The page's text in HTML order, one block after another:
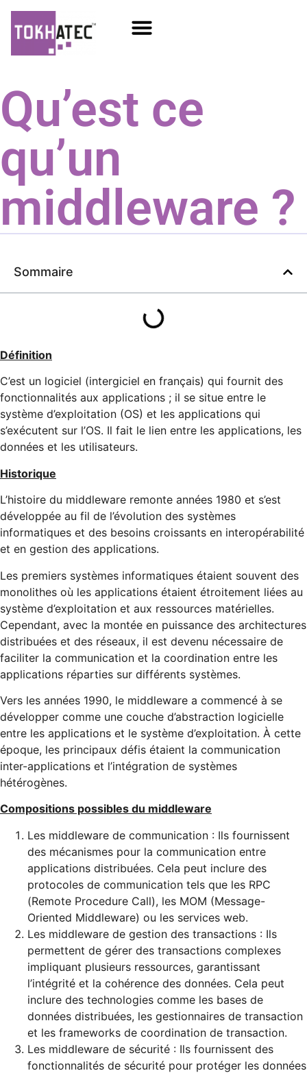
Qu’est ce
qu’un
middleware ?
Sommaire
Définition
C’est un logiciel (intergiciel en français) qui fournit des
fonctionnalités aux applications ; il se situe entre le
système d’exploitation (OS) et les applications qui
s’exécutent sur l’OS. Il fait le lien entre les applications, les
données et les utilisateurs.
Historique
L’histoire du middleware remonte années 1980 et s’est
développée au fil de l’évolution des systèmes
informatiques et des besoins croissants en interopérabilité
et en gestion des applications.
Les premiers systèmes informatiques étaient souvent des
monolithes où les applications étaient étroitement liées au
système d’exploitation et aux ressources matérielles.
Cependant, avec la montée en puissance des architectures
distribuées et des réseaux, il est devenu nécessaire de
faciliter la communication et la coordination entre les
applications réparties sur différents systèmes.
Vers les années 1990, le middleware a commencé à se
développer comme une couche d’abstraction logicielle
entre les applications et le système d’exploitation. À cette
époque, les principaux défis étaient la communication
inter-applications et l’intégration de systèmes
hétérogènes.
Compositions possibles du middleware
Les middleware de communication : Ils fournissent
des mécanismes pour la communication entre
applications distribuées. Cela peut inclure des
protocoles de communication tels que les RPC
(Remote Procedure Call), les MOM (Message-
Oriented Middleware) ou les services web.
Les middleware de gestion des transactions : Ils
permettent de gérer des transactions complexes
impliquant plusieurs ressources, garantissant
l’intégrité et la cohérence des données. Cela peut
inclure des technologies comme les bases de
données distribuées, les gestionnaires de transaction
et les frameworks de coordination de transaction.
Les middleware de sécurité : Ils fournissent des
fonctionnalités de sécurité pour protéger les données